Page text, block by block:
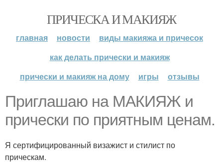
ПРИЧЕСКА И МАКИЯЖ
главная новости
виды макияжа и причесок
как делать прически и макияж
прически и макияж на дому
игры отзывы
Приглашаю на МАКИЯЖ и
прически по приятным ценам.
Я сертифицированный визажист и стилист по
прическам.